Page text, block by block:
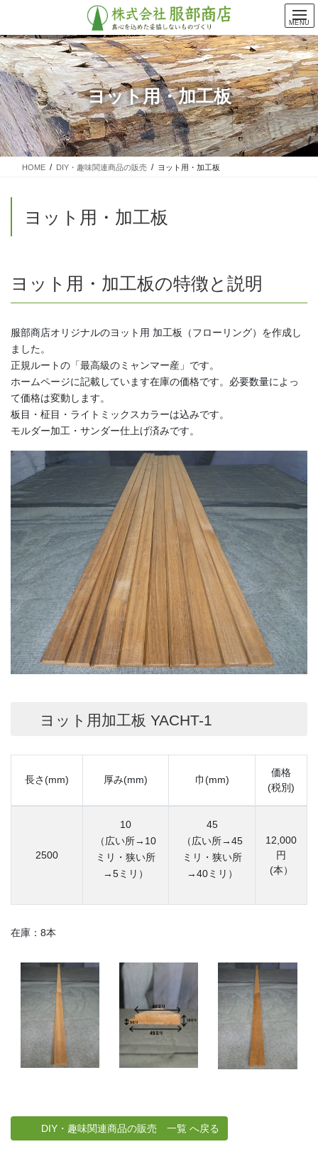
テ
ン
ツ
に
移
動
ゲ
ー
シ
ョ
ン
に
移
動
ヨット用・加工板
HOME DIY・趣味関連商品の販売 ヨット用・加工板
ヨット用・加工板
ヨット用・加工板の特徴と説明
服部商店オリジナルのヨット用 加工板（フローリング）を作成し
ました。
正規ルートの「最高級のミャンマー産」です。
ホームページに記載しています在庫の価格です。必要数量によっ
て価格は変動します。
板目・柾目・ライトミックスカラーは込みです。
モルダー加工・サンダー仕上げ済みです。
ヨット用加工板 YACHT-1
長さ(mm) 厚み(mm) 巾(mm)
価格
(税別)
2500
10
（広い所→10
ミリ・狭い所
→5ミリ）
45
（広い所→45
ミリ・狭い所
→40ミリ）
12,000
円
(本）
在庫：8本
DIY・趣味関連商品の販売 一覧 へ戻る
MENU